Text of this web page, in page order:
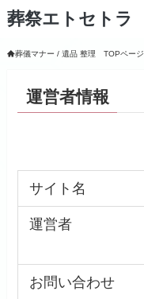
葬祭エトセトラ
葬儀マナー / 遺品 整理 TOPページ
運営者情報
サイト名
運営者
お問い合わせ